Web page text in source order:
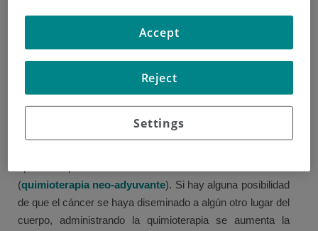
Quimioterapia
destruir el cáncer. Citotóxico significa tóxico para las
células. Estos fármacos no solo alteran la forma en la que
las células cancerosas crecen y se dividen, sino que
también pueden afectar a las células normales.
(quimioterapia neo-adyuvante). Si hay alguna posibilidad
de que el cáncer se haya diseminado a algún otro lugar del
cuerpo, administrando la quimioterapia se aumenta la
Settings
Reject
Accept